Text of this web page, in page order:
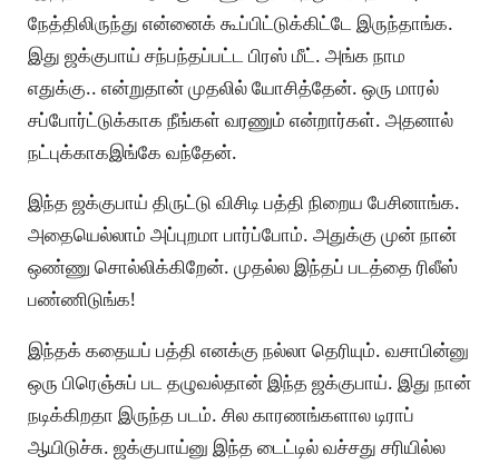
நேத்திலிருந்து என்னைக் கூப்பிட்டுக்கிட்டே இருந்தாங்க.
இது ஜக்குபாய் சந்பந்தப்பட்ட பிரஸ் மீட். அங்க நாம
எதுக்கு.. என்றுதான் முதலில் யோசித்தேன். ஒரு மாரல்
சப்போர்ட்டுக்காக நீங்கள் வரணும் என்றார்கள். அதனால்
நட்புக்காகஇங்கே வந்தேன்.
இந்த ஜக்குபாய் திருட்டு விசிடி பத்தி நிறைய பேசினாங்க.
அதையெல்லாம் அப்புறமா பார்ப்போம். அதுக்கு முன் நான்
ஒண்ணு சொல்லிக்கிறேன். முதல்ல இந்தப் படத்தை ரிலீஸ்
பண்ணிடுங்க!
இந்தக் கதையப் பத்தி எனக்கு நல்லா தெரியும். வசாபின்னு
ஒரு பிரெஞ்சுப் பட தழுவல்தான் இந்த ஜக்குபாய். இது நான்
நடிக்கிறதா இருந்த படம். சில காரணங்களால டிராப்
ஆயிடுச்சு. ஜக்குபாய்னு இந்த டைட்டில் வச்சது சரியில்ல